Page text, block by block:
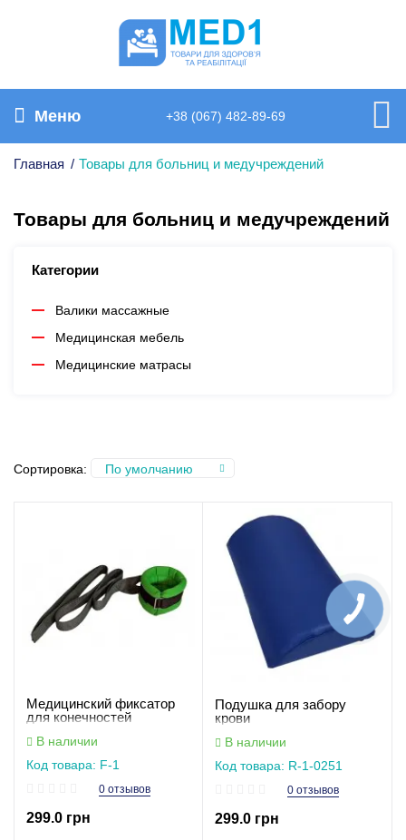
Меню +38 (067) 482-89-69
Главная / Товары для больниц и медучреждений
Товары для больниц и медучреждений
Категории
Валики массажные
Медицинская мебель
Медицинские матрасы
Сортировка: По умолчанию
Медицинский фиксатор
для конечностей
В наличии
Код товара: F-1
0 отзывов
299.0 грн
Подушка для забору
крови
В наличии
Код товара: R-1-0251
0 отзывов
299.0 грн